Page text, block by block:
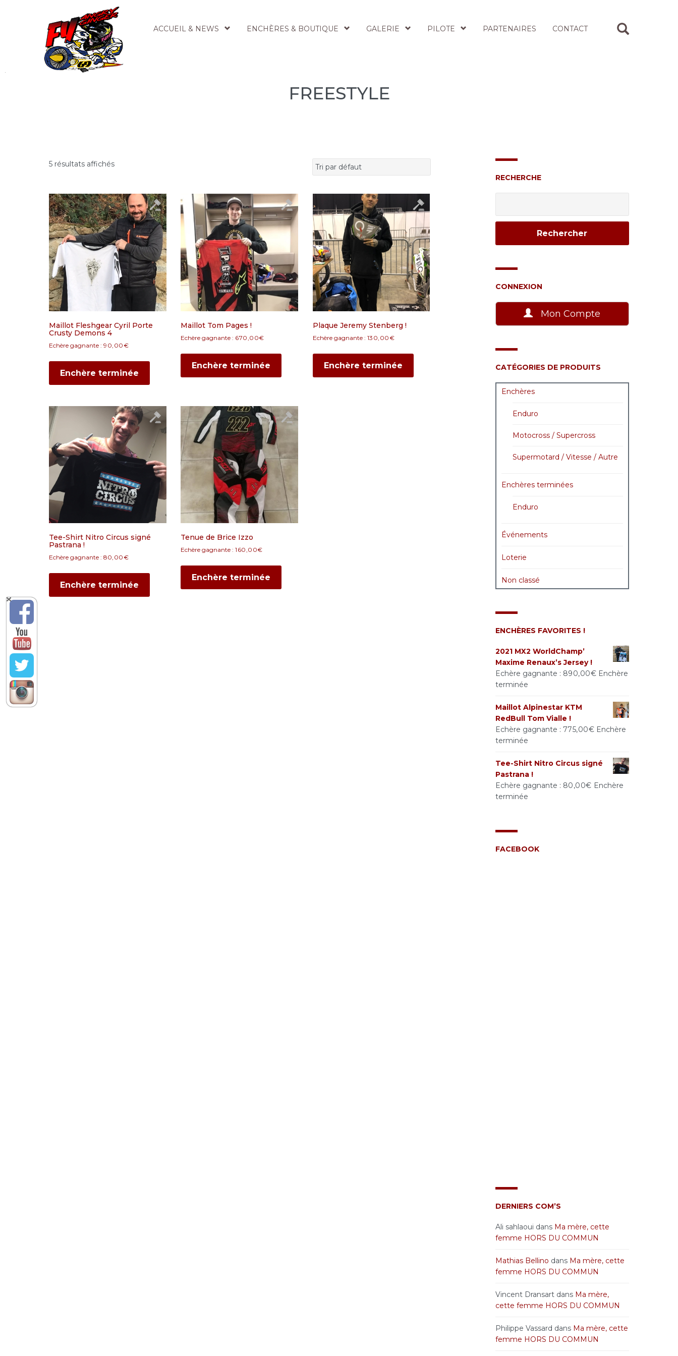
ACCUEIL & NEWS ENCHÈRES & BOUTIQUE GALERIE PILOTE PARTENAIRES CONTACT
FREESTYLE
5 résultats affichés
Maillot Fleshgear Cyril Porte
Crusty Demons 4
Echère gagnante : 90,00€
Enchère terminée
Maillot Tom Pages !
Echère gagnante : 670,00€
Enchère terminée
Plaque Jeremy Stenberg !
Echère gagnante : 130,00€
Enchère terminée
Tee-Shirt Nitro Circus signé
Pastrana !
Echère gagnante : 80,00€
Enchère terminée
Tenue de Brice Izzo
Echère gagnante : 160,00€
Enchère terminée
RECHERCHE
CONNEXION
Mon Compte
CATÉGORIES DE PRODUITS
Enchères
Enduro
Motocross / Supercross
Supermotard / Vitesse / Autre
Enchères terminées
Enduro
Événements
Loterie
Non classé
ENCHÈRES FAVORITES !
2021 MX2 WorldChamp’
Maxime Renaux’s Jersey !
Echère gagnante : 890,00€ Enchère
terminée
Maillot Alpinestar KTM
RedBull Tom Vialle !
Echère gagnante : 775,00€ Enchère
terminée
Tee-Shirt Nitro Circus signé
Pastrana !
Echère gagnante : 80,00€ Enchère
terminée
FACEBOOK
DERNIERS COM’S
Ali sahlaoui dans Ma mère, cette
femme HORS DU COMMUN
Mathias Bellino dans Ma mère, cette
femme HORS DU COMMUN
Vincent Dransartdans Ma mère,
cette femme HORS DU COMMUN
Philippe Vassard dans Ma mère, cette
femme HORS DU COMMUN